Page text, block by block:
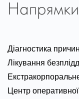
Напрямки
Діагностика
Лікування
Центр оперативної